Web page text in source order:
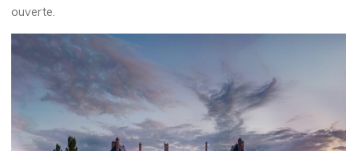
ouverte.